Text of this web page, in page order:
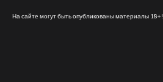
На сайте могут быть опубликованы материалы 18+!